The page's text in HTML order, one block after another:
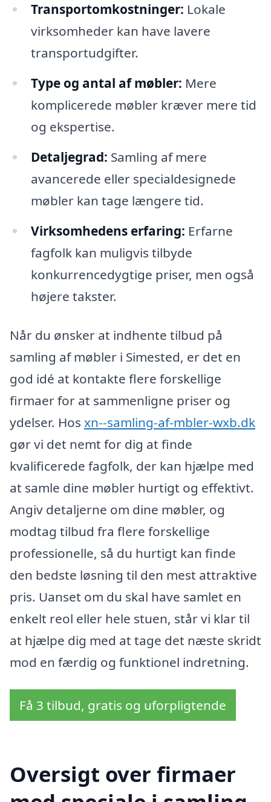
Transportomkostninger: Lokale
virksomheder kan have lavere
transportudgifter.
Type og antal af møbler: Mere
komplicerede møbler kræver mere tid
og ekspertise.
Detaljegrad: Samling af mere
avancerede eller specialdesignede
møbler kan tage længere tid.
Virksomhedens erfaring: Erfarne
fagfolk kan muligvis tilbyde
konkurrencedygtige priser, men også
højere takster.
Når du ønsker at indhente tilbud på
samling af møbler i Simested, er det en
god idé at kontakte flere forskellige
firmaer for at sammenligne priser og
ydelser. Hos xn--samling-af-mbler-wxb.dk
gør vi det nemt for dig at finde
kvalificerede fagfolk, der kan hjælpe med
at samle dine møbler hurtigt og effektivt.
Angiv detaljerne om dine møbler, og
modtag tilbud fra flere forskellige
professionelle, så du hurtigt kan finde
den bedste løsning til den mest attraktive
pris. Uanset om du skal have samlet en
enkelt reol eller hele stuen, står vi klar til
at hjælpe dig med at tage det næste skridt
mod en færdig og funktionel indretning.
Få 3 tilbud, gratis og uforpligtende
Oversigt over firmaer